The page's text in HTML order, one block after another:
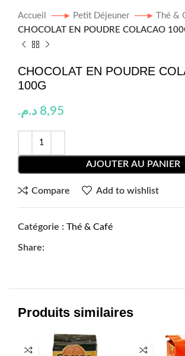
Accueil Petit Déjeuner
Thé &
CHOCOLAT EN POUDRE COLACAO
CHOCOLAT EN POUDRE
100G
8,95 د.م.
AJOUTER AU PANIER
Compare Add to wishlist
Catégorie : Thé & Café
Share:
Produits similaires